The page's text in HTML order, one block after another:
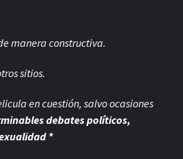
manera constructiva.
sitios.
en cuestión, salvo ocasiones
debates políticos,
*